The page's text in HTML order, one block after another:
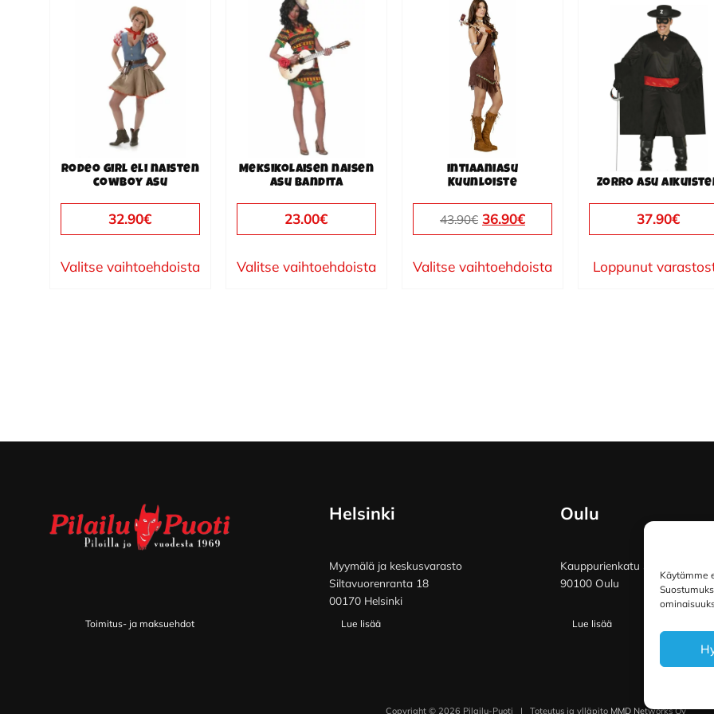
Käytämme
Rodeo girl eli naisten
cowboy asu
32.90€
Valitse vaihtoehdoista
muunnelma.
tuotteen
sivulla.
Meksikolaisen naisen
asu Bandita
23.00€
Valitse vaihtoehdoista
tuotteella
useampi
muunnelma.
tuotteen
sivulla.
Intiaaniasu
Kuunloiste
43.90€ Alkuperäinen
hinta
oli:
36.90€Nykyinen
hinta
on:
Valitse vaihtoehdoista
tuotteella
muunnelma.
tuotteen
sivulla.
Zorro asu
37.90€
Loppunut
Toimitus- ja maksuehdot
Helsinki
Myymälä ja keskusvarasto
Siltavuorenranta 18
00170 Helsinki
Lue lisää
Oulu
Kauppurienkatu 34
90100 Oulu
Lue lisää
Copyright © 2026 Pilailu-Puoti | Toteutus ja ylläpito MMD Networks Oy